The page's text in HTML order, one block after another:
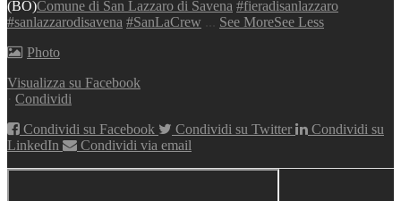
(BO)Comune di San Lazzaro di Savena #fieradisanlazzaro
#sanlazzarodisavena #SanLaCrew See MoreSee Less
Photo
Visualizza su Facebook
Condividi
Condividi su Facebook
Condividi su Twitter
Condividi su
LinkedIn
Condividi via email